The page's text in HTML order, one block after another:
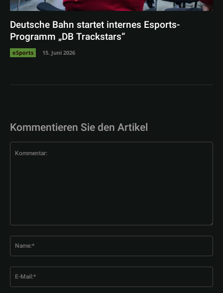
Deutsche Bahn startet internes Esports-
Programm „DB Trackstars“
eSports 15. Juni 2026
Kommentieren Sie den Artikel